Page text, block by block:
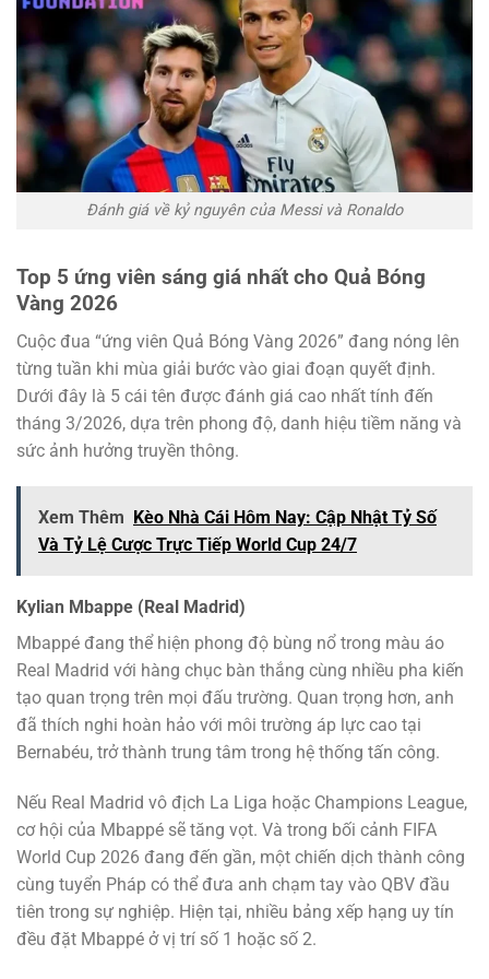
Đánh giá về kỷ nguyên của Messi và Ronaldo
Top 5 ứng viên sáng giá nhất cho Quả Bóng
Vàng 2026
Cuộc đua “ứng viên Quả Bóng Vàng 2026” đang nóng lên
từng tuần khi mùa giải bước vào giai đoạn quyết định.
Dưới đây là 5 cái tên được đánh giá cao nhất tính đến
tháng 3/2026, dựa trên phong độ, danh hiệu tiềm năng và
sức ảnh hưởng truyền thông.
Xem Thêm
Kèo Nhà Cái Hôm Nay: Cập Nhật Tỷ Số
Và Tỷ Lệ Cược Trực Tiếp World Cup 24/7
Kylian Mbappe (Real Madrid)
Mbappé đang thể hiện phong độ bùng nổ trong màu áo
Real Madrid với hàng chục bàn thắng cùng nhiều pha kiến
tạo quan trọng trên mọi đấu trường. Quan trọng hơn, anh
đã thích nghi hoàn hảo với môi trường áp lực cao tại
Bernabéu, trở thành trung tâm trong hệ thống tấn công.
Nếu Real Madrid vô địch La Liga hoặc Champions League,
cơ hội của Mbappé sẽ tăng vọt. Và trong bối cảnh FIFA
World Cup 2026 đang đến gần, một chiến dịch thành công
cùng tuyển Pháp có thể đưa anh chạm tay vào QBV đầu
tiên trong sự nghiệp. Hiện tại, nhiều bảng xếp hạng uy tín
đều đặt Mbappé ở vị trí số 1 hoặc số 2.